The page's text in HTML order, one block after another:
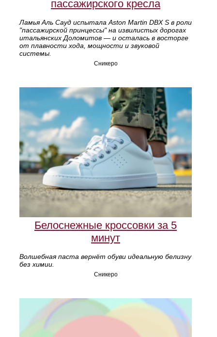
пассажирского кресла
Ламья Аль Сауд испытала Aston Martin DBX S в роли
"пассажирской принцессы" на извилистых дорогах
итальянских Доломитов — и осталась в восторге
от плавности хода, мощности и звуковой
системы.
Сникеро
Белоснежные кроссовки за 5
минут
Волшебная паста вернёт обуви идеальную белизну
без химии.
Сникеро